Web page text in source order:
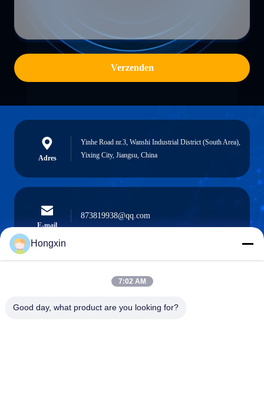
Verzenden
Adres
Yinhe Road nr.3, Wanshi Industrial District (South Area),
Yixing City, Jiangsu, China
E-mail
873819938@qq.com
0086-510-13601538657
Hongxin
7:02 AM
Good day, what product are you looking for?